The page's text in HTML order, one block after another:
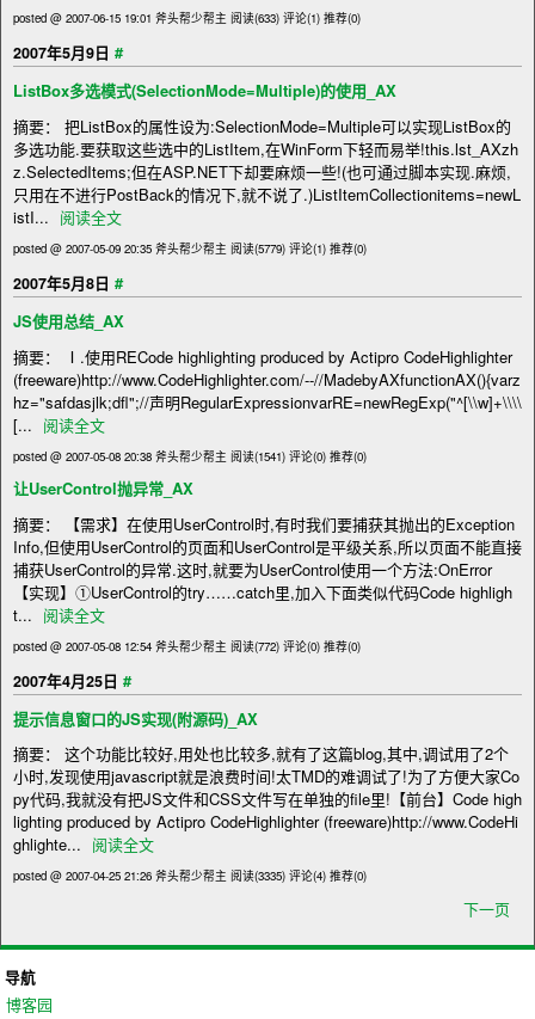
导航
博客园
posted @ 2007-06-15 19:01 斧头帮少帮主 阅读(633) 评论(1) 推荐(0)
2007年5月9日 #
ListBox多选模式(SelectionMode=Multiple)的使用_AX
摘要： 把ListBox的属性设为:SelectionMode=Multiple可以实现ListBox的
多选功能.要获取这些选中的ListItem,在WinForm下轻而易举!this.lst_AXzh
z.SelectedItems;但在ASP.NET下却要麻烦一些!(也可通过脚本实现.麻烦,
只用在不进行PostBack的情况下,就不说了.)ListItemCollectionitems=newL
istI... 阅读全文
posted @ 2007-05-09 20:35 斧头帮少帮主 阅读(5779) 评论(1) 推荐(0)
2007年5月8日 #
JS使用总结_AX
摘要： Ⅰ.使用RECode highlighting produced by Actipro CodeHighlighter
(freeware)http://www.CodeHighlighter.com/--//MadebyAXfunctionAX(){varz
hz="safdasjlk;dfl";//声明RegularExpressionvarRE=newRegExp("^[\\w]+\\\\
[... 阅读全文
posted @ 2007-05-08 20:38 斧头帮少帮主 阅读(1541) 评论(0) 推荐(0)
让UserControl抛异常_AX
摘要： 【需求】在使用UserControl时,有时我们要捕获其抛出的Exception
Info,但使用UserControl的页面和UserControl是平级关系,所以页面不能直接
捕获UserControl的异常.这时,就要为UserControl使用一个方法:OnError
【实现】①UserControl的try……catch里,加入下面类似代码Code highligh
t... 阅读全文
posted @ 2007-05-08 12:54 斧头帮少帮主 阅读(772) 评论(0) 推荐(0)
2007年4月25日 #
提示信息窗口的JS实现(附源码)_AX
摘要： 这个功能比较好,用处也比较多,就有了这篇blog,其中,调试用了2个
小时,发现使用javascript就是浪费时间!太TMD的难调试了!为了方便大家Co
py代码,我就没有把JS文件和CSS文件写在单独的file里!【前台】Code high
lighting produced by Actipro CodeHighlighter (freeware)http://www.CodeHi
ghlighte... 阅读全文
posted @ 2007-04-25 21:26 斧头帮少帮主 阅读(3335) 评论(4) 推荐(0)
下一页